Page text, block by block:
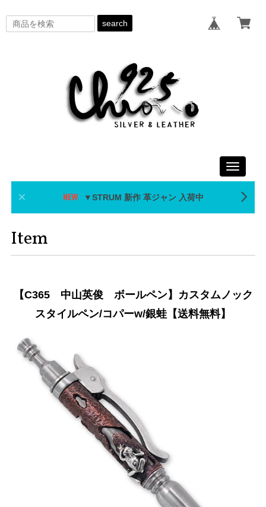
search
Toggle
▼STRUM 新作 革ジャン 入荷中
Item
【C365 中山英俊 ボールペン】カスタムノック
スタイルペン/コパーw/銀蛙【送料無料】